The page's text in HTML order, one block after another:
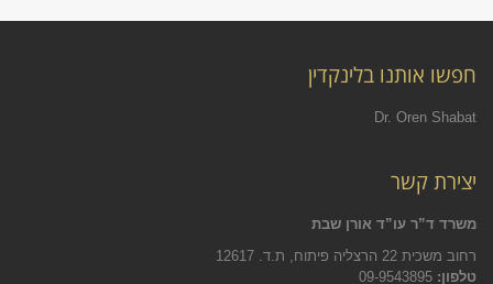
חפשו אותנו בלינקדין
Dr. Oren Shabat
יצירת קשר
משרד ד”ר עו”ד אורן שבת
רחוב משכית 22 הרצליה פיתוח, ת.ד. 12617
טלפון: